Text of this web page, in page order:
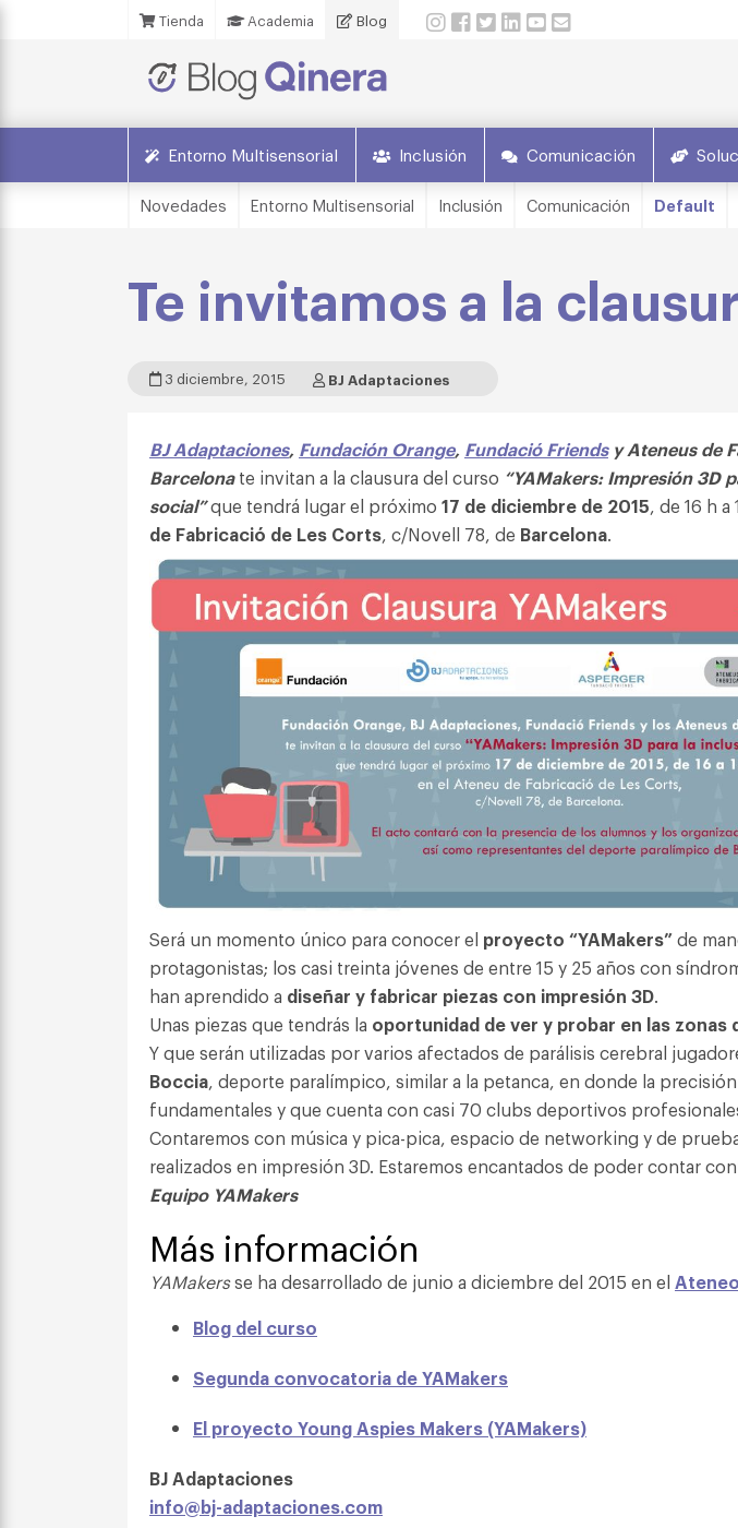
Tienda Academia Blog
Entorno Multisensorial Inclusión Comunicación
Novedades Entorno Multisensorial Inclusión Comunicación Default
Te invitamos a la
3 diciembre, 2015 BJ Adaptaciones
BJ Adaptaciones, Fundación Orange, Fundació FriendsyAteneus de
Barcelonate invitan a la clausura del curso “YAMakers: Impresión 3D
social”que tendrá lugar el próximo 17 de diciembre de 2015, de 16 h a
de Fabricació de Les Corts, c/Novell 78, de Barcelona.
Será un momento único para conocer el proyecto “YAMakers”de
protagonistas; los casi treinta jóvenes de entre 15 y 25 años con
han aprendido a diseñar y fabricar piezas con impresión 3D.
Unas piezas que tendrás la oportunidad de ver y probar en las zonas
Y que serán utilizadas por varios afectados de parálisis cerebral
Boccia, deporte paralímpico, similar a la petanca, en donde la
fundamentales y que cuenta con casi 70 clubs deportivos
Contaremos con música y pica-pica, espacio de networking y de
realizados en impresión 3D. Estaremos encantados de poder contar
Equipo YAMakers
Más información
YAMakersse ha desarrollado de junio a diciembre del 2015 en el
Blog del curso
Segunda convocatoria de YAMakers
El proyecto Young Aspies Makers (YAMakers)
BJ Adaptaciones
info@bj-adaptaciones.com